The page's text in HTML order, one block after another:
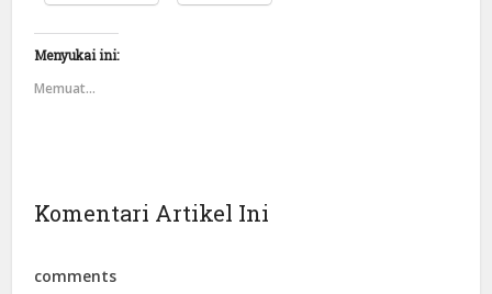
Menyukai ini:
Memuat...
Komentari Artikel Ini
comments